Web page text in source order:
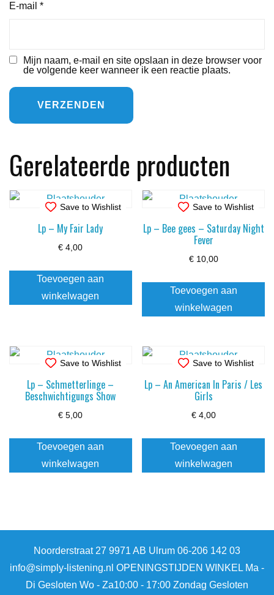
E-mail *
Mijn naam, e-mail en site opslaan in deze browser voor
de volgende keer wanneer ik een reactie plaats.
Gerelateerde producten
Save to Wishlist
Lp – My Fair Lady
€ 4,00
Toevoegen aan
winkelwagen
Save to Wishlist
Lp – Bee gees – Saturday Night
Fever
€10,00
Toevoegen aan
winkelwagen
Save to Wishlist
Lp – Schmetterlinge –
Beschwichtigungs Show
€ 5,00
Toevoegen aan
winkelwagen
Save to Wishlist
Lp – An American In Paris / Les
Girls
€4,00
Toevoegen aan
winkelwagen
Noorderstraat 27 9971 AB Ulrum 06-206 142 03
info@simply-listening.nl OPENINGSTIJDEN WINKEL Ma -
Di Gesloten Wo - Za10:00 - 17:00 Zondag Gesloten